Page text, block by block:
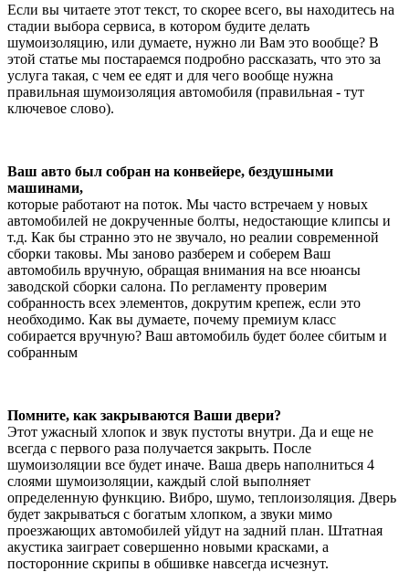
Если вы читаете этот текст, то скорее всего, вы находитесь на
стадии выбора сервиса, в котором будите делать
шумоизоляцию, или думаете, нужно ли Вам это вообще? В
этой статье мы постараемся подробно рассказать, что это за
услуга такая, с чем ее едят и для чего вообще нужна
правильная шумоизоляция автомобиля (правильная - тут
ключевое слово).
Ваш авто был собран на конвейере, бездушными
машинами,
которые работают на поток. Мы часто встречаем у новых
автомобилей не докрученные болты, недостающие клипсы и
т.д. Как бы странно это не звучало, но реалии современной
сборки таковы. Мы заново разберем и соберем Ваш
автомобиль вручную, обращая внимания на все нюансы
заводской сборки салона. По регламенту проверим
собранность всех элементов, докрутим крепеж, если это
необходимо. Как вы думаете, почему премиум класс
собирается вручную? Ваш автомобиль будет более сбитым и
собранным
Помните, как закрываются Ваши двери?
Этот ужасный хлопок и звук пустоты внутри. Да и еще не
всегда с первого раза получается закрыть. После
шумоизоляции все будет иначе. Ваша дверь наполниться 4
слоями шумоизоляции, каждый слой выполняет
определенную функцию. Вибро, шумо, теплоизоляция. Дверь
будет закрываться с богатым хлопком, а звуки мимо
проезжающих автомобилей уйдут на задний план. Штатная
акустика заиграет совершенно новыми красками, а
посторонние скрипы в обшивке навсегда исчезнут.